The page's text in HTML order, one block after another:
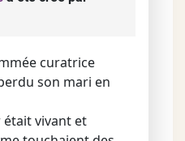
curatrice
son mari en
était vivant et